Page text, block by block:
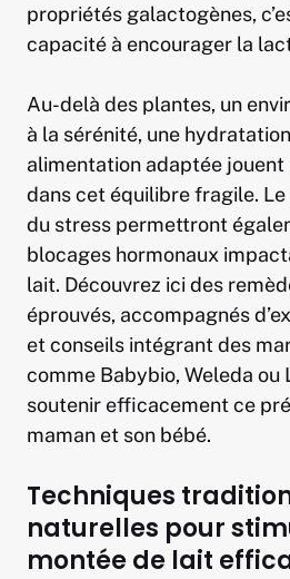
propriétés galactogènes,
capacité à encourager la
Au-delà des plantes, un
à la sérénité, une
alimentation adaptée
dans cet équilibre fragile.
du stress permettront
blocages hormonaux
lait. Découvrez ici des
éprouvés, accompagnés
et conseils intégrant des
comme Babybio, Weleda ou
soutenir efficacement ce
maman et son bébé.
Techniques
naturelles pour
montée de lait